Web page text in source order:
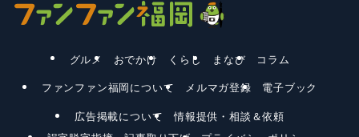
グルメ おでかけ くらし まなび コラム
ファンファン福岡について メルマガ登録 電子ブック
広告掲載について
情報提供・相談＆依頼